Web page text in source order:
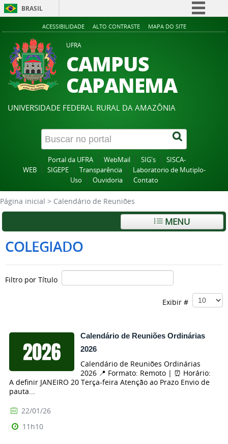
BRASIL
Simplifique!
Participe
Acesso à informação
Legislação
Canais
ACESSIBILIDADE ALTO CONTRASTE MAPA DO SITE
UFRA
CAMPUS
CAPANEMA
UNIVERSIDADE FEDERAL RURAL DA AMAZÔNIA
Portal da UFRA WebMail SIG's
SISCA-
WEB
SIGEPE Transparência
Laboratorio de Mutiplo-
Uso
Ouvidoria Contato
Página inicial > Calendário de Reuniões
MENU
COLEGIADO
Filtro por Título
Exibir #
Calendário de Reuniões Ordinárias
2026
Calendário de Reuniões Ordinárias
2026 📍 Formato: Remoto | ⏰ Horário:
A definir JANEIRO 20 Terça-feira Atenção ao Prazo Envio de
pauta...
22/01/26
11h10